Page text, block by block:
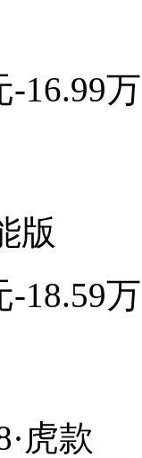
-16.99
版
-18.59
虎款